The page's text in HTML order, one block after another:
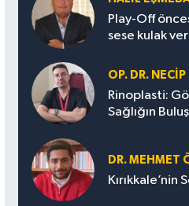
Play-Off
sese kulak
OP. DR. NECIP
Rinoplasti:
Sağlığın
DR. MEHMET
Kırıkkale’nin